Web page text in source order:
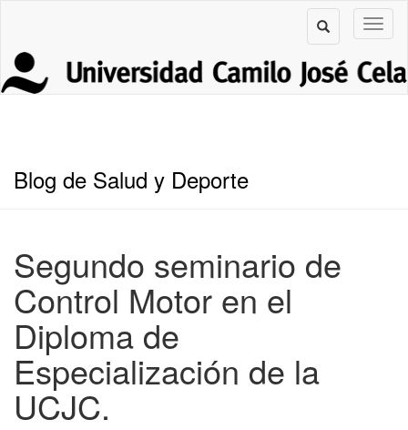
Blog de Salud y Deporte
Segundo seminario de
Control Motor en el
Diploma de
Especialización de la
UCJC.